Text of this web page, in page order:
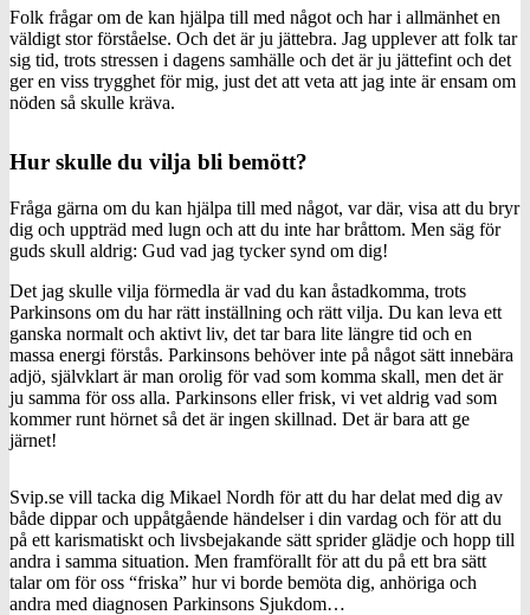
Folk frågar om de kan hjälpa till med något och har i allmänhet en
väldigt stor förståelse. Och det är ju jättebra. Jag upplever att folk tar
sig tid, trots stressen i dagens samhälle och det är ju jättefint och det
ger en viss trygghet för mig, just det att veta att jag inte är ensam om
nöden så skulle kräva.
Hur skulle du vilja bli bemött?
Fråga gärna om du kan hjälpa till med något, var där, visa att du bryr
dig och uppträd med lugn och att du inte har bråttom. Men säg för
guds skull aldrig: Gud vad jag tycker synd om dig!
Det jag skulle vilja förmedla är vad du kan åstadkomma, trots
Parkinsons om du har rätt inställning och rätt vilja. Du kan leva ett
ganska normalt och aktivt liv, det tar bara lite längre tid och en
massa energi förstås. Parkinsons behöver inte på något sätt innebära
adjö, självklart är man orolig för vad som komma skall, men det är
ju samma för oss alla. Parkinsons eller frisk, vi vet aldrig vad som
kommer runt hörnet så det är ingen skillnad. Det är bara att ge
järnet!
Svip.se vill tacka dig Mikael Nordh för att du har delat med dig av
både dippar och uppåtgående händelser i din vardag och för att du
på ett karismatiskt och livsbejakande sätt sprider glädje och hopp till
andra i samma situation. Men framförallt för att du på ett bra sätt
talar om för oss “friska” hur vi borde bemöta dig, anhöriga och
andra med diagnosen Parkinsons Sjukdom…